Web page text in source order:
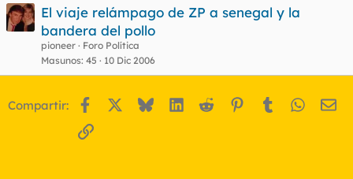
El viaje relámpago de ZP a senegal y la
bandera del pollo
pioneer
Foro Política
Masunos 45 10 Dic 2006
Compartir: Facebook BlueskyLinkedIn
Reddit Pinterest
Tumblr
Enlace